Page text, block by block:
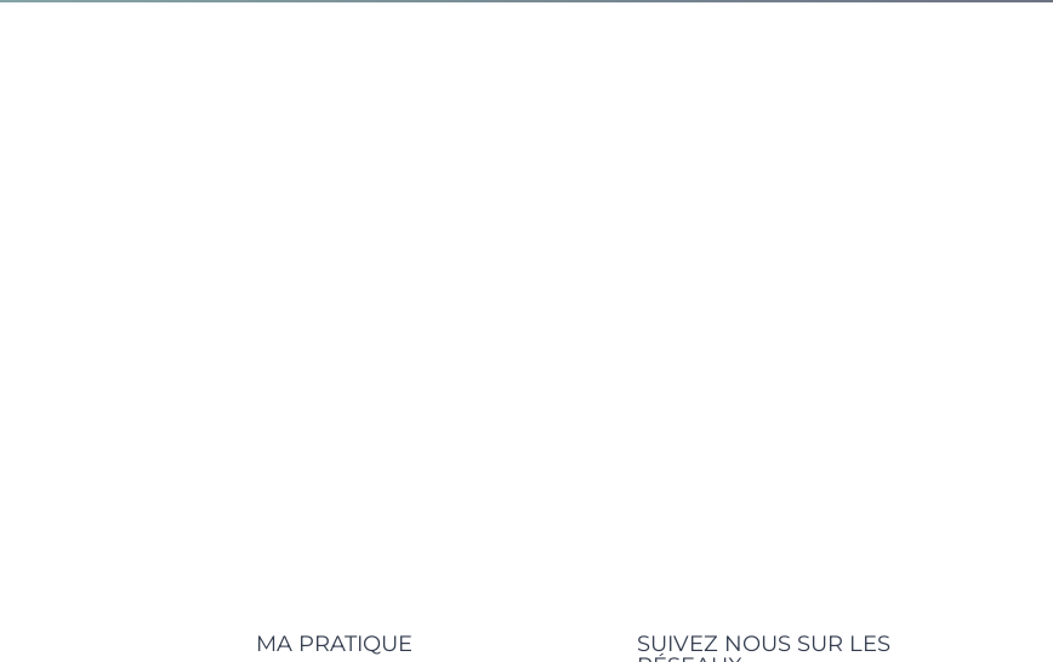
MA PRATIQUE
SUIVEZ NOUS SUR LES